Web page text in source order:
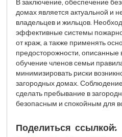
В заключение, обеспечение
домах является актуальной и
владельцев и жильцов.
эффективные системы
от краж, а также применять
предосторожности, описанные
обучение членов семьи
минимизировать риски
загородных домах.
сделать пребывание в
безопасным и спокойным для
Поделиться ссылкой: